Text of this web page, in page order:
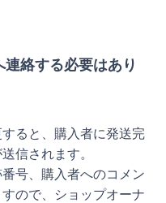
絡する必要はあり
ると、購入者に発送完
信されます。
号、購入者へのコメン
ので、ショップオーナ